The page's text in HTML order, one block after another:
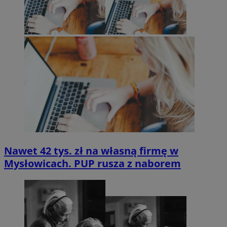
Nawet 42 tys. zł na własną firmę w
Mysłowicach. PUP rusza z naborem
suid
Simplifi Holdings
Inc.
INGRESSCOOKIE
NGINX Inc.
bh.contextweb.com
CookieScriptConsent
CookieScript